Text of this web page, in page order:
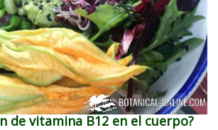
de vitamina B12 en el cuerpo?